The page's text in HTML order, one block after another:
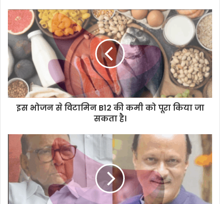
इस भोजन से विटामिन B12 की कमी को पूरा किया जा
सकता है।